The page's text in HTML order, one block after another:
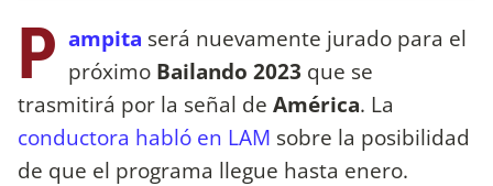
P ampita será nuevamente jurado para el
próximo Bailando 2023 que se
trasmitirá por la señal de América. La
conductora habló en LAM sobre la posibilidad
de que el programa llegue hasta enero.